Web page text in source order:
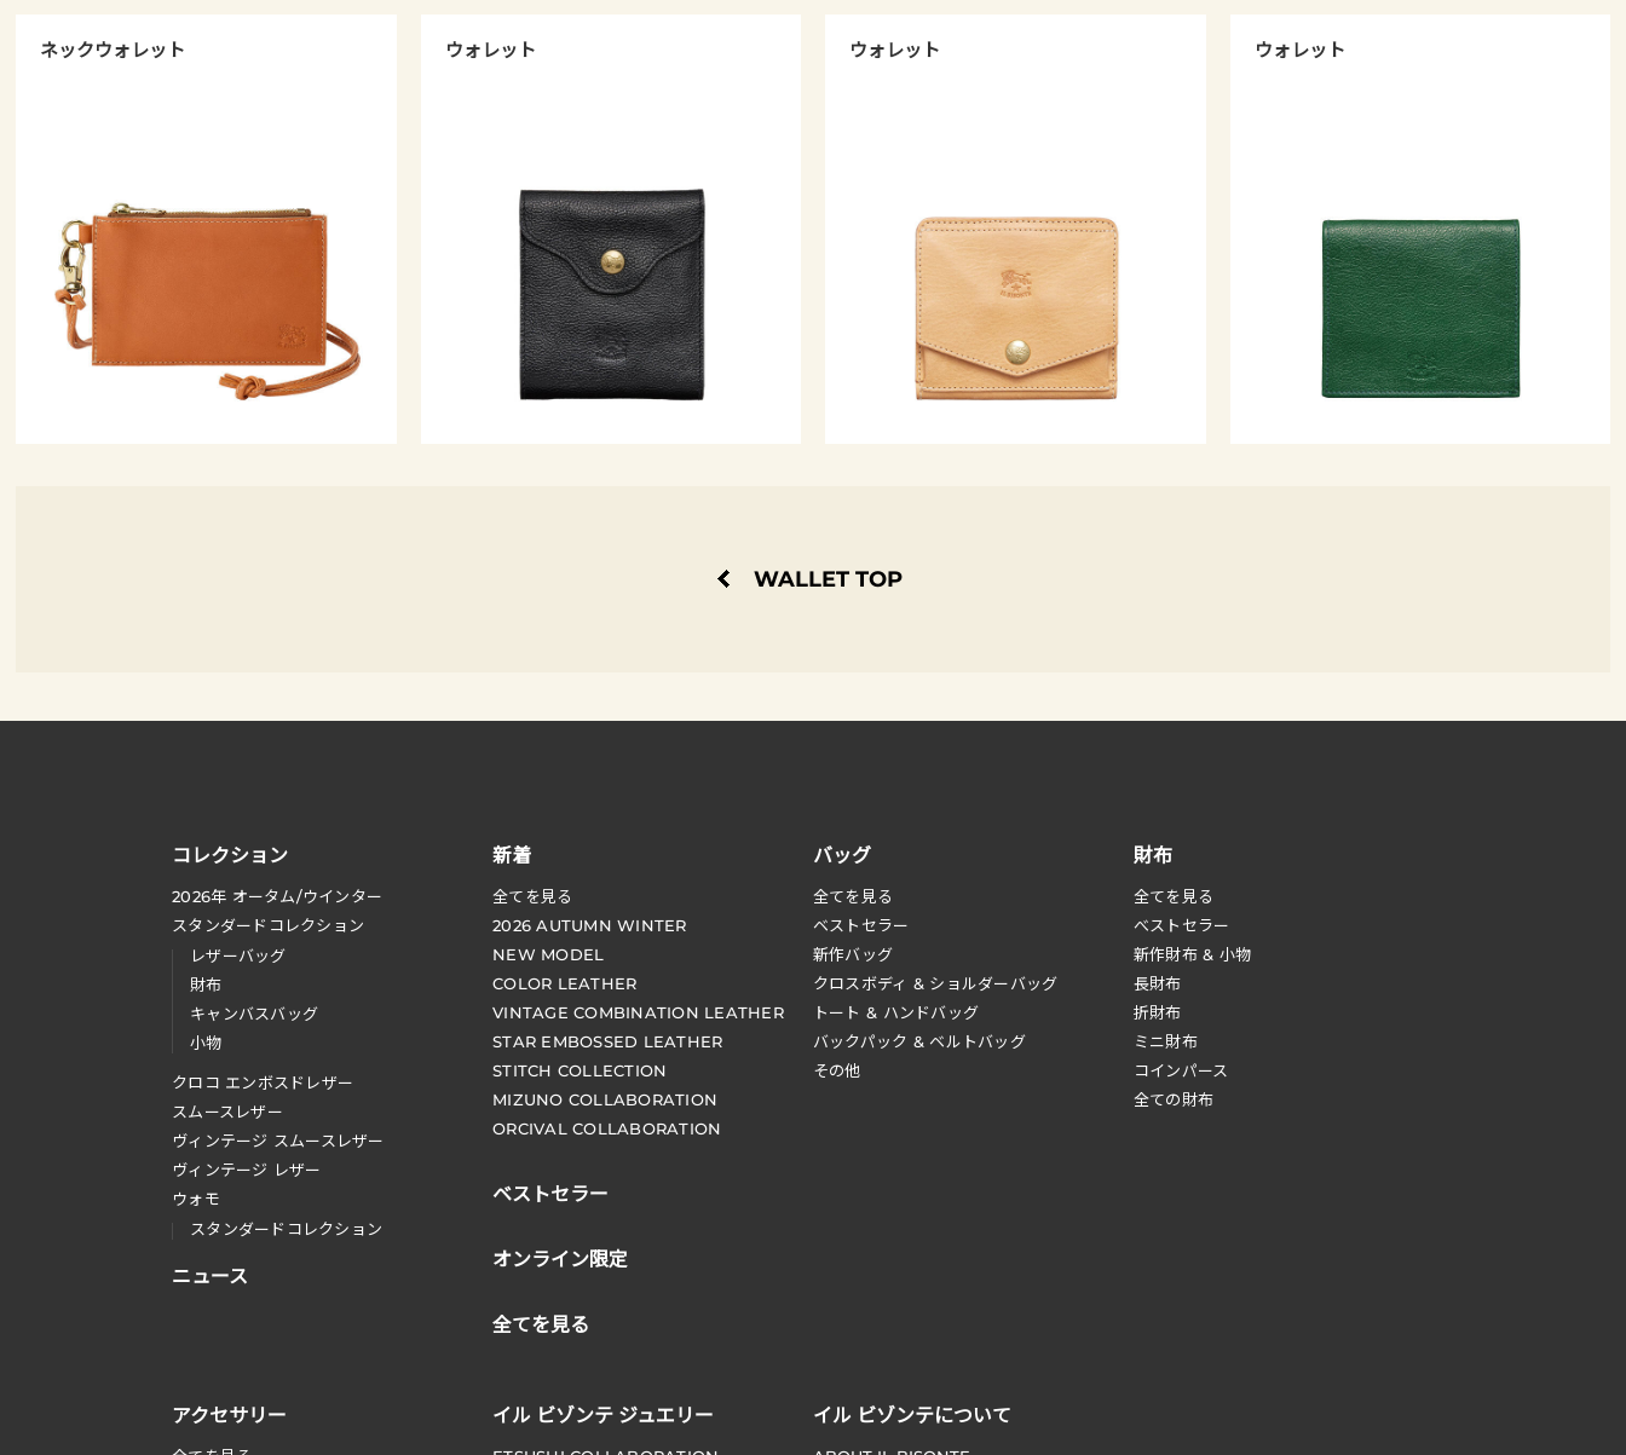
ネックウォレット ウォレット ウォレット ウォレット
WALLET TOP
コレクション
2026年 オータム/ウインター
スタンダードコレクション
レザーバッグ
財布
キャンバスバッグ
小物
クロコ エンボスドレザー
スムースレザー
ヴィンテージ スムースレザー
ヴィンテージ レザー
ウォモ
スタンダードコレクション
ニュース
新着
全てを見る
2026 AUTUMN WINTER
NEW MODEL
COLOR LEATHER
VINTAGE COMBINATION LEATHER
STAR EMBOSSED LEATHER
STITCH COLLECTION
MIZUNO COLLABORATION
ORCIVAL COLLABORATION
ベストセラー
オンライン限定
全てを見る
財布
全てを見る
べストセラー
新作財布 & 小物
長財布
折財布
ミニ財布
コインパース
全ての財布
バッグ
全てを見る
ベストセラー
新作バッグ
クロスボディ & ショルダーバッグ
トート & ハンドバッグ
バックパック & ベルトバッグ
その他
アクセサリー イル ビゾンテ ジュエリー イル ビゾンテについて